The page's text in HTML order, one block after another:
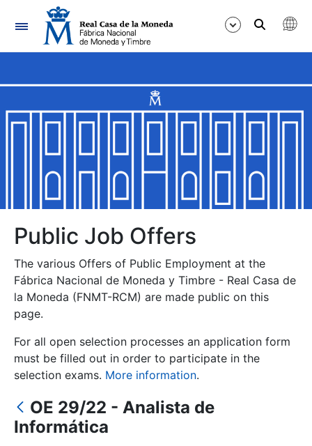
Navigation
Show/Hide
Show/Hide
Show/Hide
Show/Hide
Show/Hide
Public Job Offers
The various Offers of Public Employment at the
Fábrica Nacional de Moneda y Timbre - Real Casa de
la Moneda (FNMT-RCM) are made public on this
page.
For all open selection processes an application form
must be filled out in order to participate in the
selection exams. More information.
OE 29/22 - Analista de
Informática